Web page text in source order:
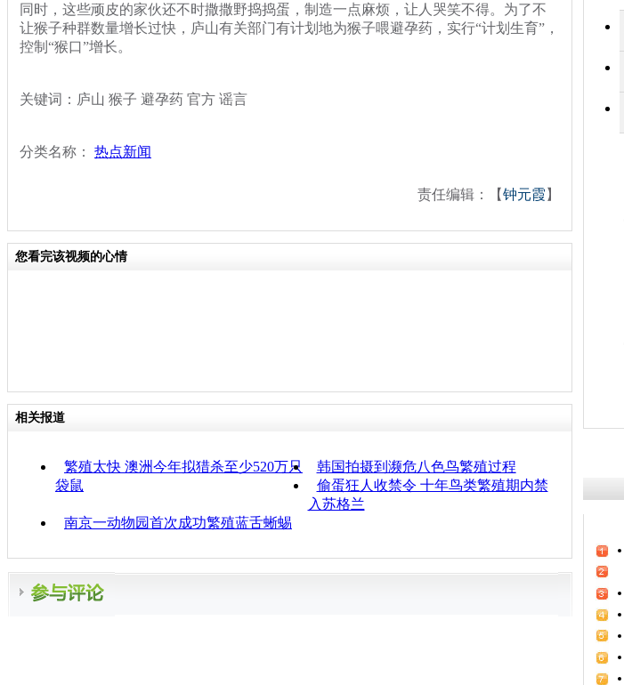
同时，这些顽皮的家伙还不时撒撒野捣捣蛋，制造一点麻烦，让人哭笑不得。为了不
让猴子种群数量增长过快，庐山有关部门有计划地为猴子喂避孕药，实行“计划生育”，
控制“猴口”增长。
关键词：庐山 猴子 避孕药 官方 谣言
分类名称： 热点新闻
责任编辑：【钟元霞 】
您看完该视频的心情
相关报道
繁殖太快 澳洲今年拟猎杀至少520万只
袋鼠
韩国拍摄到濒危八色鸟繁殖过程
偷蛋狂人收禁令 十年鸟类繁殖期内禁
入苏格兰
南京一动物园首次成功繁殖蓝舌蜥蜴